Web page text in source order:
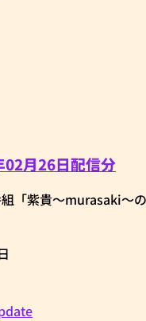
02月26日配信分
「紫貴～murasaki～